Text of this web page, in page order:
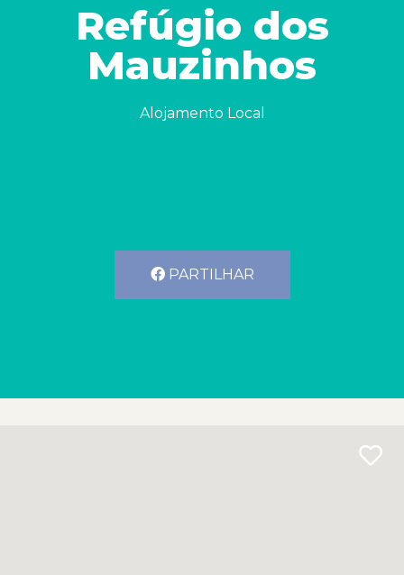
Refúgio dos
Mauzinhos
Alojamento Local
PARTILHAR